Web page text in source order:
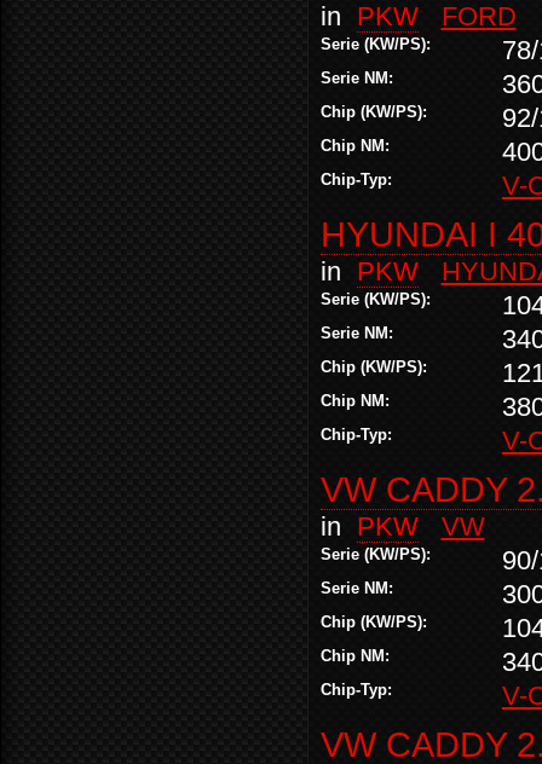
in PKW FORD
Serie (KW/PS):
Serie NM:
Chip (KW/PS):
Chip NM:
Chip-Typ: V-
HYUNDAI I
in PKW
Serie (KW/PS):
Serie NM:
Chip (KW/PS):
Chip NM:
Chip-Typ: V-
VW CADDY
in PKW VW
Serie (KW/PS):
Serie NM:
Chip (KW/PS):
Chip NM:
Chip-Typ: V-
VW CADDY